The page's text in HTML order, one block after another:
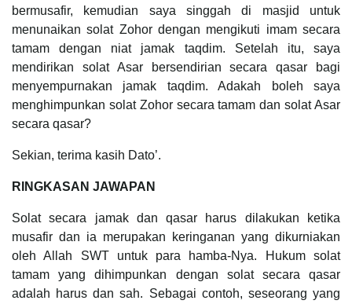
bermusafir, kemudian saya singgah di masjid untuk
menunaikan solat Zohor dengan mengikuti imam secara
tamam dengan niat jamak taqdim. Setelah itu, saya
mendirikan solat Asar bersendirian secara qasar bagi
menyempurnakan jamak taqdim. Adakah boleh saya
menghimpunkan solat Zohor secara tamam dan solat Asar
secara qasar?
Sekian, terima kasih Dato’.
RINGKASAN JAWAPAN
Solat secara jamak dan qasar harus dilakukan ketika
musafir dan ia merupakan keringanan yang dikurniakan
oleh Allah SWT untuk para hamba-Nya. Hukum solat
tamam yang dihimpunkan dengan solat secara qasar
adalah harus dan sah. Sebagai contoh, seseorang yang